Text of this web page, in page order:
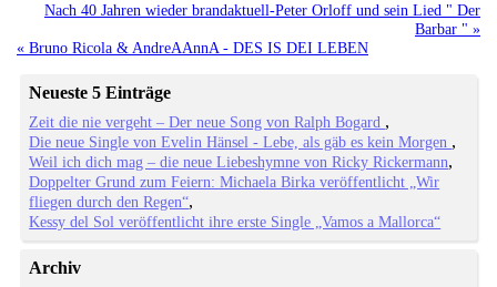
Nach 40 Jahren wieder brandaktuell-Peter Orloff und sein Lied " Der
Barbar " »
« Bruno Ricola & AndreAAnnA - DES IS DEI LEBEN
Neueste 5 Einträge
Zeit die nie vergeht – Der neue Song von Ralph Bogard
Die neue Single von Evelin Hänsel - Lebe, als gäb es kein Morgen
Weil ich dich mag – die neue Liebeshymne von Ricky Rickermann
Doppelter Grund zum Feiern: Michaela Birka veröffentlicht „Wir
fliegen durch den Regen“
Kessy del Sol veröffentlicht ihre erste Single „Vamos a Mallorca“
Archiv